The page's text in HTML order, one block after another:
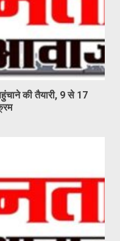
की तैयारी, 9 से 17